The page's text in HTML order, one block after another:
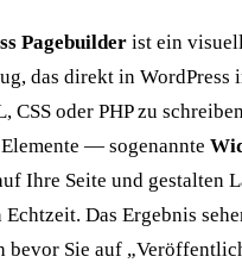
Pagebuilder ist ein
das direkt in WordPress
CSS oder PHP zu
— sogenannte
Ihre Seite und gestalten
Echtzeit. Das Ergebnis
bevor Sie auf